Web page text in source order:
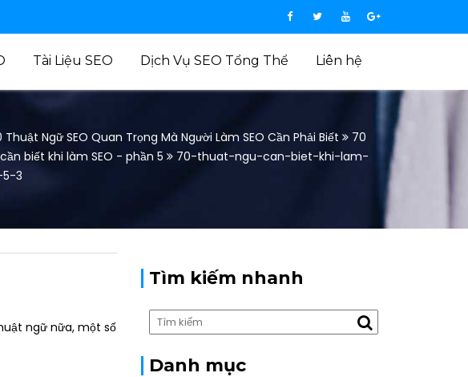
Tài Liệu SEO Dịch Vụ SEO Tổng Thể Liên hệ
Thuật Ngữ SEO Quan Trọng Mà Người Làm SEO Cần Phải Biết
70
biết khi làm SEO - phần 5
70-thuat-ngu-can-biet-khi-lam-
3
ngữ nữa, một số
Tìm kiếm nhanh
Danh mục